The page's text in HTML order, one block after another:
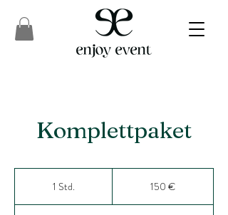
Komplettpaket
1 Std. 150 €